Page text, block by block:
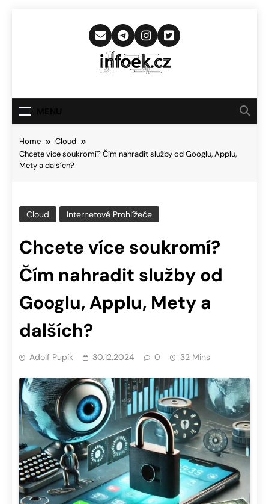
Infoek.cz
Novinkám
Home
Cloud
Chcete více soukromí? Čím nahradit služby od Googlu, Applu,
Mety a dalších?
Cloud Internetové Prohlížeče
Chcete více soukromí?
Čím nahradit služby od
Googlu, Applu, Mety a
dalších?
Adolf Pupík 30.12.2024 0 32 Mins